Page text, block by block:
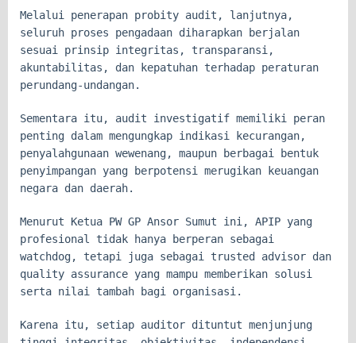
Melalui penerapan probity audit, lanjutnya,
seluruh proses pengadaan diharapkan berjalan
sesuai prinsip integritas, transparansi,
akuntabilitas, dan kepatuhan terhadap peraturan
perundang-undangan.
Sementara itu, audit investigatif memiliki peran
penting dalam mengungkap indikasi kecurangan,
penyalahgunaan wewenang, maupun berbagai bentuk
penyimpangan yang berpotensi merugikan keuangan
negara dan daerah.
Menurut Ketua PW GP Ansor Sumut ini, APIP yang
profesional tidak hanya berperan sebagai
watchdog, tetapi juga sebagai trusted advisor dan
quality assurance yang mampu memberikan solusi
serta nilai tambah bagi organisasi.
Karena itu, setiap auditor dituntut menjunjung